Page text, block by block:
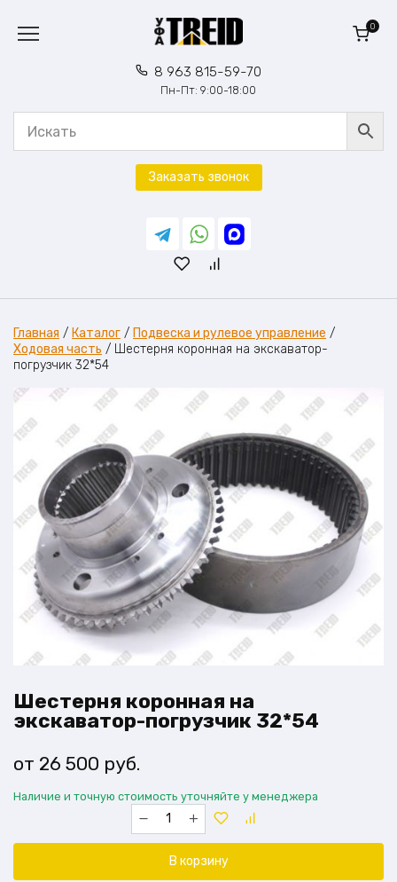
содержанию
8 963 815-59-70
Пн-Пт: 9:00-18:00
0
Заказать звонок
Главная / Каталог / Подвеска и рулевое управление /
Ходовая часть / Шестерня коронная на экскаватор-
погрузчик 32*54
Шестерня коронная на
экскаватор-погрузчик 32*54
26 500 руб.
Наличие и точную стоимость уточняйте у менеджера
Количество
товара
Шестерня
короннаяВ корзину